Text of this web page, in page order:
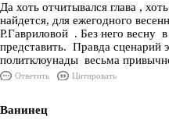
Да хоть отчитывался глава ,
найдется, для ежегодного
Р.Гавриловой . Без него весну
представить. Правда сценарий
политклоунады весьма
Ответить Цитировать
Ванинец